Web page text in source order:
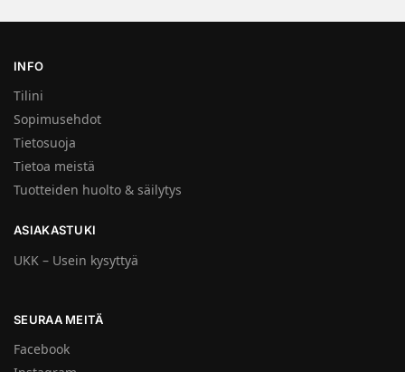
INFO
Tilini
Sopimusehdot
Tietosuoja
Tietoa meistä
Tuotteiden huolto & säilytys
ASIAKASTUKI
UKK – Usein kysyttyä
SEURAA MEITÄ
Facebook